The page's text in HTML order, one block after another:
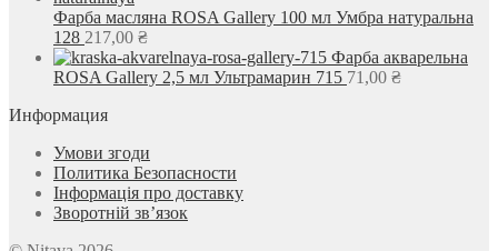
Фарба масляна ROSA Gallery 100 мл Умбра натуральна
128 217,00 ₴
Фарба акварельна
ROSA Gallery 2,5 мл Ультрамарин 715 71,00 ₴
Информация
Умови згоди
Политика Безопасности
Інформація про доставку
Зворотній зв’язок